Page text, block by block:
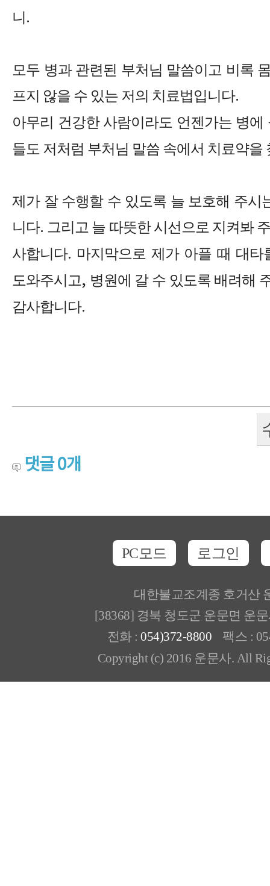
니 .
모두 병과 관련된 부처님 말씀이고 비록
프지 않을 수 있는 저의 치료법입니다.
아무리 건강한 사람이라도 언젠가는 병에
들도 저처럼 부처님 말씀 속에서 치료약을
제가 잘 수행할 수 있도록 늘 보호해 주시
니다. 그리고 늘 따뜻한 시선으로 지켜봐
사합니다. 마지막으로 제가 아플 때 대타
도와주시고, 병원에 갈 수 있도록 배려해
감사합니다.
댓글0개
PC모드 로그인
대한불교조계종 호거산
[38368] 경북 청도군 운문면 운
전화 : 054)372-8800 팩스 :
Copyright (c) 2016 운문사. All